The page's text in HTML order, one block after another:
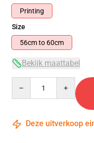
Printing
Size
56cm to 60cm
Bekijk maattabel
Deze uitverkoop